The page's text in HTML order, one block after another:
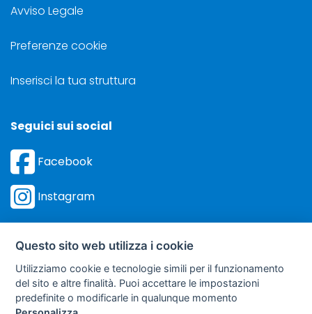
Avviso Legale
Preferenze cookie
Inserisci la tua struttura
Seguici sui social
Facebook
Instagram
©Sviluppo Turismo Italia S.r.L. unipersonale
via A. Costa, 2 - 63822 Porto San Giorgio (FM) - P.IVA: 01665350433
- R.E.A. FM-195884
Questo sito web utilizza i cookie
Utilizziamo cookie e tecnologie simili per il funzionamento
del sito e altre finalità. Puoi accettare le impostazioni
predefinite o modificarle in qualunque momento